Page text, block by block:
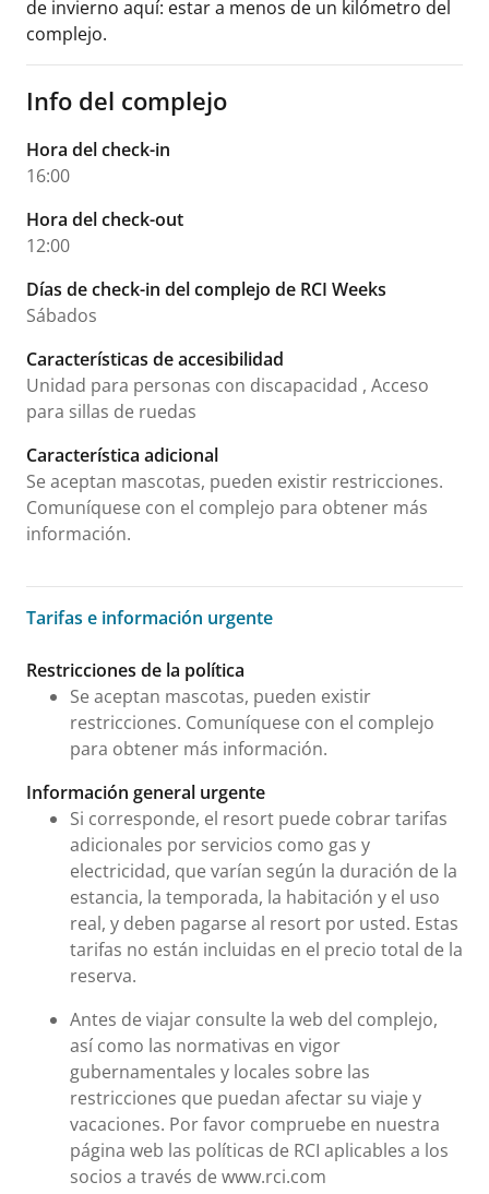
de invierno aquí: estar a menos de un kilómetro del
complejo.
Info del complejo
Hora del check-in
16:00
Hora del check-out
12:00
Días de check-in del complejo de RCI Weeks
Sábados
Características de accesibilidad
Unidad para personas con discapacidad , Acceso
para sillas de ruedas
Característica adicional
Se aceptan mascotas, pueden existir restricciones.
Comuníquese con el complejo para obtener más
información.
Tarifas e información urgente
Tarifas e información urgente
Restricciones de la política
Se aceptan mascotas, pueden existir
restricciones. Comuníquese con el complejo
para obtener más información.
Información general urgente
Si corresponde, el resort puede cobrar tarifas
adicionales por servicios como gas y
electricidad, que varían según la duración de la
estancia, la temporada, la habitación y el uso
real, y deben pagarse al resort por usted. Estas
tarifas no están incluidas en el precio total de la
reserva.
Antes de viajar consulte la web del complejo,
así como las normativas en vigor
gubernamentales y locales sobre las
restricciones que puedan afectar su viaje y
vacaciones. Por favor compruebe en nuestra
página web las políticas de RCI aplicables a los
socios a través de www.rci.com